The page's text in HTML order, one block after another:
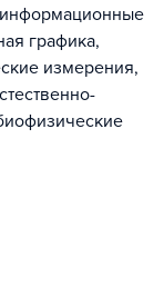
графика,
измерения,